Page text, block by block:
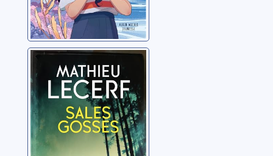
Sales gosses
Lecerf, Mathieu